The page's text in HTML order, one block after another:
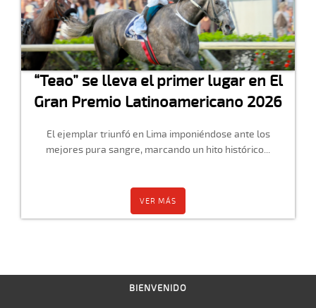
“Teao” se lleva el primer lugar en El
Gran Premio Latinoamericano 2026
El ejemplar triunfó en Lima imponiéndose ante los
mejores pura sangre, marcando un hito histórico...
VER MÁS
BIENVENIDO